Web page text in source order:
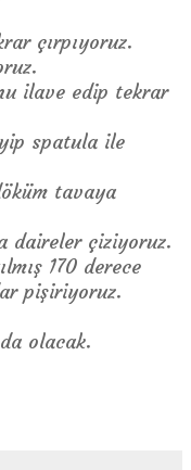
çırpıyoruz.
ilave edip tekrar
spatula ile
tavaya
daireler çiziyoruz.
170 derece
pişiriyoruz.
olacak.